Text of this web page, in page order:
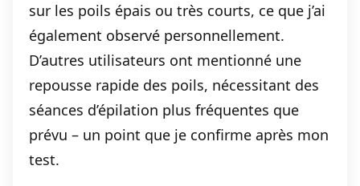
sur les poils épais ou très courts, ce que j’ai
également observé personnellement.
D’autres utilisateurs ont mentionné une
repousse rapide des poils, nécessitant des
séances d’épilation plus fréquentes que
prévu – un point que je confirme après mon
test.